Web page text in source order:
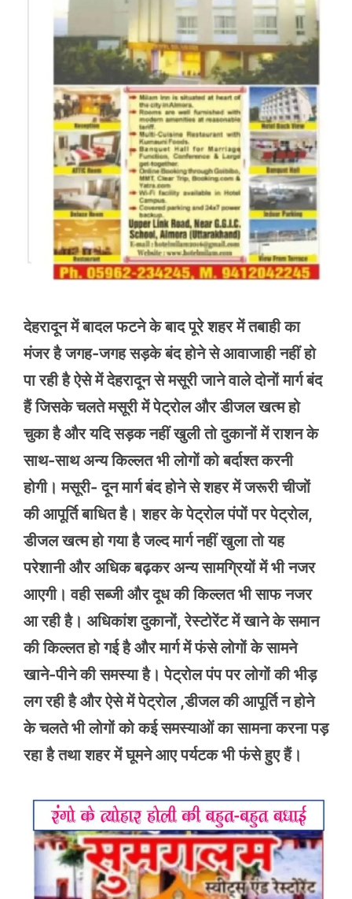
देहरादून में बादल फटने के बाद पूरे शहर में तबाही का
मंजर है जगह-जगह सड़के बंद होने से आवाजाही नहीं हो
पा रही है ऐसे में देहरादून से मसूरी जाने वाले दोनों मार्ग बंद
हैं जिसके चलते मसूरी में पेट्रोल और डीजल खत्म हो
चुका है और यदि सड़क नहीं खुली तो दुकानों में राशन के
साथ-साथ अन्य किल्लत भी लोगों को बर्दाश्त करनी
होगी। मसूरी- दून मार्ग बंद होने से शहर में जरूरी चीजों
की आपूर्ति बाधित है। शहर के पेट्रोल पंपों पर पेट्रोल,
डीजल खत्म हो गया है जल्द मार्ग नहीं खुला तो यह
परेशानी और अधिक बढ़कर अन्य सामग्रियों में भी नजर
आएगी। वही सब्जी और दूध की किल्लत भी साफ नजर
आ रही है। अधिकांश दुकानों, रेस्टोरेंट में खाने के समान
की किल्लत हो गई है और मार्ग में फंसे लोगों के सामने
खाने-पीने की समस्या है। पेट्रोल पंप पर लोगों की भीड़
लग रही है और ऐसे में पेट्रोल ,डीजल की आपूर्ति न होने
के चलते भी लोगों को कई समस्याओं का सामना करना पड़
रहा है तथा शहर में घूमने आए पर्यटक भी फंसे हुए हैं।